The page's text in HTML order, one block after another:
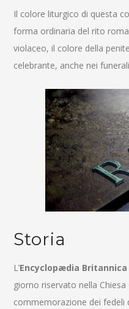
Il colore liturgico di questa
forma ordinaria del rito
violaceo, il colore della
celebrante, anche nei
Storia
L’Encyclopædia Britannica
giorno riservato nella
commemorazione dei fedeli